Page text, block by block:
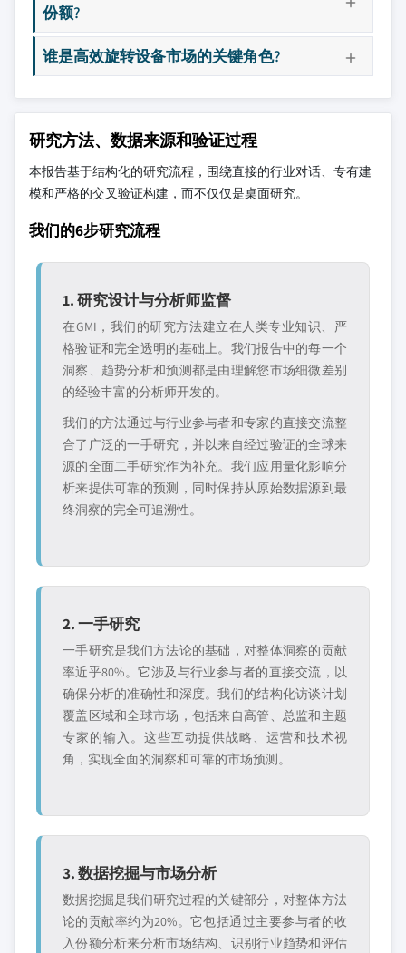
份额?
谁是高效旋转设备市场的关键角色?
研究方法、数据来源和验证过程
本报告基于结构化的研究流程，围绕直接的行业对话、专有建
模和严格的交叉验证构建，而不仅仅是桌面研究。
我们的6步研究流程
1. 研究设计与分析师监督
在GMI，我们的研究方法建立在人类专业知识、严
格验证和完全透明的基础上。我们报告中的每一个
洞察、趋势分析和预测都是由理解您市场细微差别
的经验丰富的分析师开发的。
我们的方法通过与行业参与者和专家的直接交流整
合了广泛的一手研究，并以来自经过验证的全球来
源的全面二手研究作为补充。我们应用量化影响分
析来提供可靠的预测，同时保持从原始数据源到最
终洞察的完全可追溯性。
2. 一手研究
一手研究是我们方法论的基础，对整体洞察的贡献
率近乎80%。它涉及与行业参与者的直接交流，以
确保分析的准确性和深度。我们的结构化访谈计划
覆盖区域和全球市场，包括来自高管、总监和主题
专家的输入。这些互动提供战略、运营和技术视
角，实现全面的洞察和可靠的市场预测。
3. 数据挖掘与市场分析
数据挖掘是我们研究过程的关键部分，对整体方法
论的贡献率约为20%。它包括通过主要参与者的收
入份额分析来分析市场结构、识别行业趋势和评估